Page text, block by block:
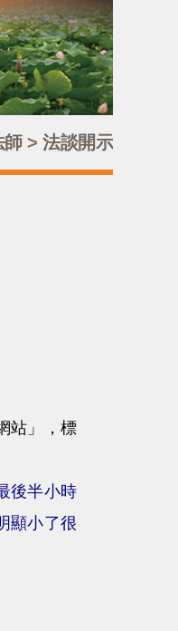
師> 法談開示
站」，標
後半小時
顯小了很